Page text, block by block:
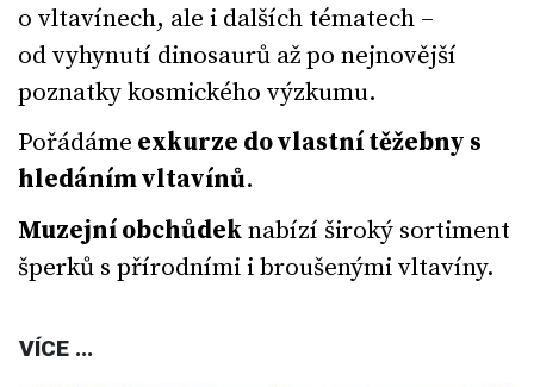
o vltavínech, ale i dalších tématech –
od vyhynutí dinosaurů až po nejnovější
poznatky kosmického výzkumu.
Pořádáme exkurze do vlastní těžebny s
hledáním vltavínů.
Muzejní obchůdeknabízí široký sortiment
šperků s přírodními i broušenými vltavíny.
VÍCE ...